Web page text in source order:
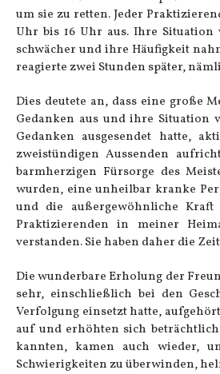
um sie zu retten. Jeder
Uhr bis 16 Uhr aus. Ihre
schwächer und ihre Häufigkeit
reagierte zwei Stunden später,
Dies deutete an, dass eine große
Gedanken aus und ihre Situation
Gedanken ausgesendet hatte,
zweistündigen Aussenden
barmherzigen Fürsorge des
wurden, eine unheilbar kranke
und die außergewöhnliche
Praktizierenden in meiner
verstanden. Sie haben daher die
Die wunderbare Erholung der
sehr, einschließlich bei den
Verfolgung einsetzt hatte,
auf und erhöhten sich
kannten, kamen auch wieder,
Schwierigkeiten zu überwinden,